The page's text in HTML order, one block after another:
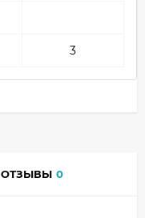
3
ОТЗЫВЫ 0